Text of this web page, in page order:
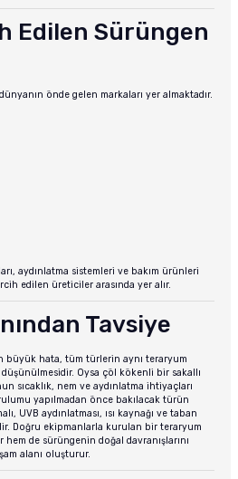
Edilen Sürüngen
önde gelen markaları yer almaktadır.
aydınlatma sistemleri ve bakım ürünleri
edilen üreticiler arasında yer alır.
Tavsiye
büyük hata, tüm türlerin aynı teraryum
Oysa çöl kökenli bir sakallı
sıcaklık, nem ve aydınlatma ihtiyaçları
yapılmadan önce bakılacak türün
UVB aydınlatması, ısı kaynağı ve taban
Doğru ekipmanlarla kurulan bir teraryum
hem de sürüngenin doğal davranışlarını
alanı oluşturur.